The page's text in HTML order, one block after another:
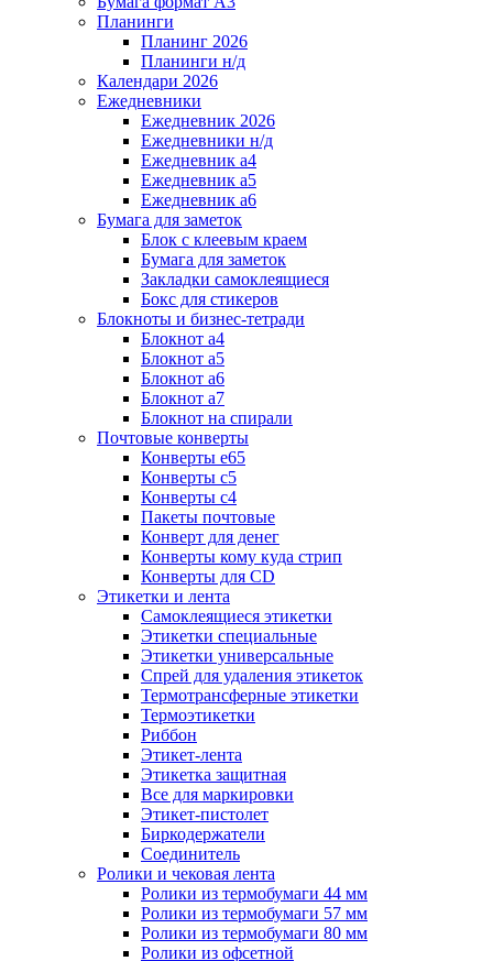
Планинги
Планинг 2026
Планинги н/д
Календари 2026
Ежедневники
Ежедневник 2026
Ежедневники н/д
Ежедневник а4
Ежедневник а5
Ежедневник а6
Бумага для заметок
Блок с клеевым краем
Бумага для заметок
Закладки самоклеящиеся
Бокс для стикеров
Блокноты и бизнес-тетради
Блокнот а4
Блокнот а5
Блокнот а6
Блокнот а7
Блокнот на спирали
Почтовые конверты
Конверты е65
Конверты с5
Конверты с4
Пакеты почтовые
Конверт для денег
Конверты кому куда стрип
Конверты для CD
Этикетки и лента
Самоклеящиеся этикетки
Этикетки специальные
Этикетки универсальные
Спрей для удаления этикеток
Термотрансферные этикетки
Термоэтикетки
Риббон
Этикет-лента
Этикетка защитная
Все для маркировки
Этикет-пистолет
Биркодержатели
Соединитель
Ролики и чековая лента
Ролики из термобумаги 44 мм
Ролики из термобумаги 57 мм
Ролики из термобумаги 80 мм
Ролики из офсетной